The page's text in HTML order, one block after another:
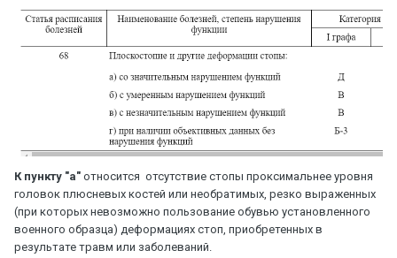
К пункту "а" относится отсутствие стопы проксимальнее уровня
головок плюсневых костей или необратимых, резко выраженных
(при которых невозможно пользование обувью установленного
военного образца) деформациях стоп, приобретенных в
результате травм или заболеваний.